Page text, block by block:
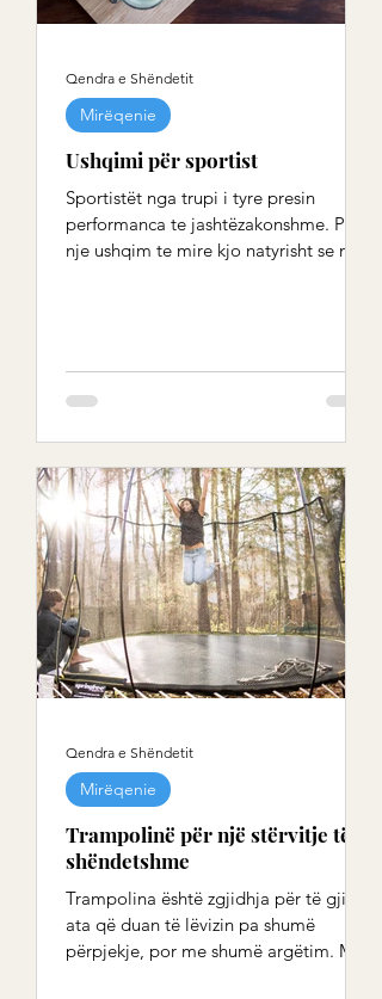
Ushqimi për sportist
Sportistët nga trupi i tyre presin
performanca te jashtëzakonshme. Pa
nje ushqim te mire kjo natyrisht se nuk
Mirëqenie
Qendra e Shëndetit
Trampolinë për një stërvitje të
shëndetshme
Trampolina është zgjidhja për të gjithë
ata që duan të lëvizin pa shumë
përpjekje, por me shumë argëtim. Me
Mirëqenie
Qendra e Shëndetit